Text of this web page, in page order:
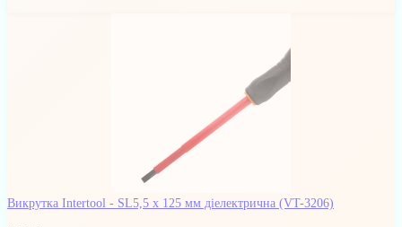
Викрутка Intertool - SL5,5 х 125 мм діелектрична (VT-3206)